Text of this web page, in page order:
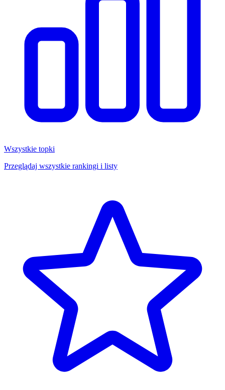
Wszystkie topki
Przeglądaj wszystkie rankingi i listy